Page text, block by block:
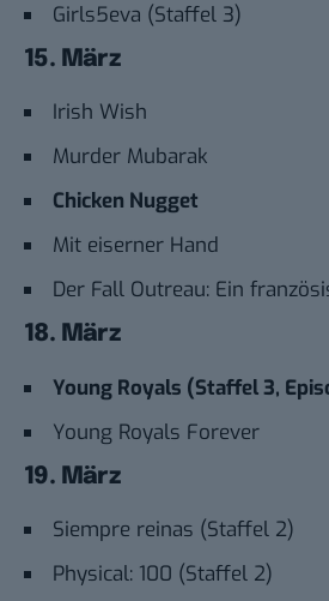
Girls5eva (Staffel 3)
15. März
Irish Wish
Murder Mubarak
Chicken Nugget
Mit eiserner Hand
Der Fall Outreau: Ein
18. März
Young Royals (Staffel 3,
Young Royals Forever
19. März
Siempre reinas (Staffel 2)
Physical: 100 (Staffel 2)